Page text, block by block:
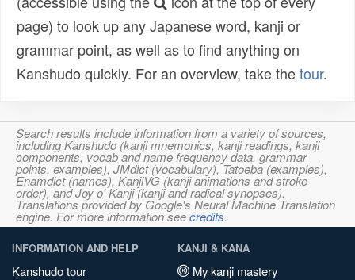
page) to look up any Japanese word, kanji or
grammar point, as well as to find anything on
Kanshudo quickly. For an overview, take thetour.
Search results include information from a variety of sources,
including Kanshudo (kanji mnemonics, kanji readings, kanji
components, vocab and name frequency data, grammar
points, examples), JMdict (vocabulary), Tatoeba (examples),
Enamdict (names), KanjiVG (kanji animations and stroke
order), and Joy o' Kanji (kanji and radical synopses).
Translations provided by Google's Neural Machine Translation
engine. For more information seecredits.
INFORMATION AND HELP
Kanshudo tour
KANJI & KANA
My kanji mastery